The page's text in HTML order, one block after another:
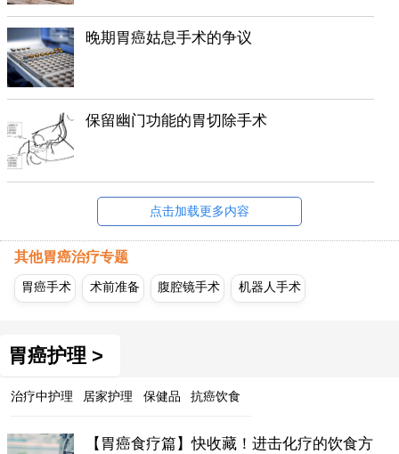
晚期胃癌姑息手术的争议
保留幽门功能的胃切除手术
点击加载更多内容
其他胃癌治疗专题
胃癌手术 术前准备 腹腔镜手术 机器人手术
胃癌护理 >
治疗中护理 居家护理 保健品 抗癌饮食
【胃癌食疗篇】快收藏！进击化疗的饮食方